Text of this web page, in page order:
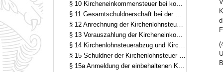
§ 10 Kircheneinkommensteuer bei konfessionsgleicher Ehe bei Austritt oder Eintritt eines Ehegatten (Zu Art. 9 KirchStG)
§ 11 Gesamtschuldnerschaft bei der Kircheneinkommensteuer (Zu Art. 10 KirchStG)
§ 12 Anrechnung der Kirchenlohnsteuer auf die Kircheneinkommensteuer (Zu Art. 11 KirchStG)
§ 13 Vorauszahlung der Kircheneinkommensteuer (Zu Art. 12 KirchStG)
§ 14 Kirchenlohnsteuerabzug und Kirchenlohnsteuerjahresausgleich (Zu Art. 13 KirchStG)
§ 15 Schuldner der Kirchenlohnsteuer und pauschale Kirchenlohnsteuer (Zu Art. 13 KirchStG)
§ 15a Anmeldung der einbehaltenen Kirchenkapitalertragsteuer (Zu Art. 13a KirchStG)